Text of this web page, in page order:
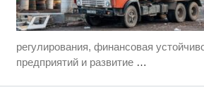
регулирования, финансовая
предприятий и развитие …
Рак начинается не с боли:
онколог назвал первый
признак болезни